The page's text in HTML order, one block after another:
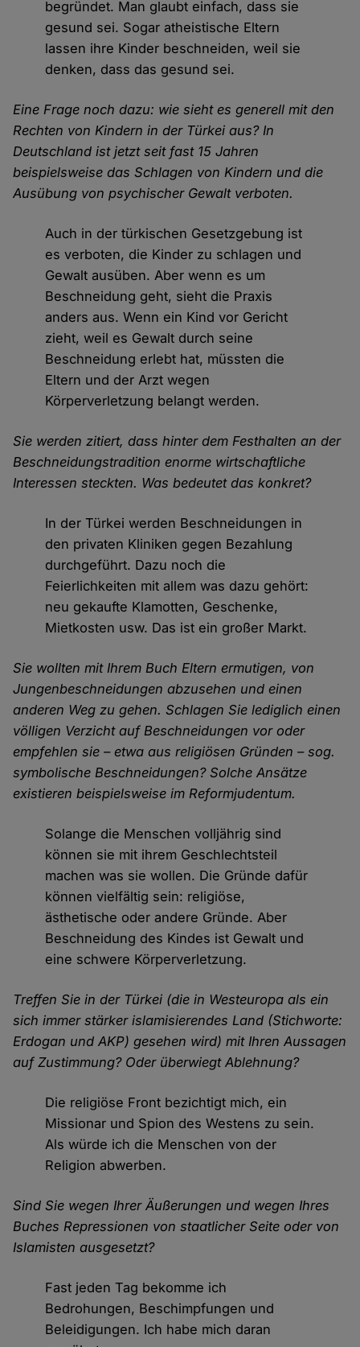
begründet. Man glaubt einfach, dass sie
gesund sei. Sogar atheistische Eltern
lassen ihre Kinder beschneiden, weil sie
denken, dass das gesund sei.
Eine Frage noch dazu: wie sieht es generell mit den
Rechten von Kindern in der Türkei aus? In
Deutschland ist jetzt seit fast 15 Jahren
beispielsweise das Schlagen von Kindern und die
Ausübung von psychischer Gewalt verboten.
Auch in der türkischen Gesetzgebung ist
es verboten, die Kinder zu schlagen und
Gewalt ausüben. Aber wenn es um
Beschneidung geht, sieht die Praxis
anders aus. Wenn ein Kind vor Gericht
zieht, weil es Gewalt durch seine
Beschneidung erlebt hat, müssten die
Eltern und der Arzt wegen
Körperverletzung belangt werden.
Sie werden zitiert, dass hinter dem Festhalten an der
Beschneidungstradition enorme wirtschaftliche
Interessen steckten. Was bedeutet das konkret?
In der Türkei werden Beschneidungen in
den privaten Kliniken gegen Bezahlung
durchgeführt. Dazu noch die
Feierlichkeiten mit allem was dazu gehört:
neu gekaufte Klamotten, Geschenke,
Mietkosten usw. Das ist ein großer Markt.
Sie wollten mit Ihrem Buch Eltern ermutigen, von
Jungenbeschneidungen abzusehen und einen
anderen Weg zu gehen. Schlagen Sie lediglich einen
völligen Verzicht auf Beschneidungen vor oder
empfehlen sie – etwa aus religiösen Gründen – sog.
symbolische Beschneidungen? Solche Ansätze
existieren beispielsweise im Reformjudentum.
Solange die Menschen volljährig sind
können sie mit ihrem Geschlechtsteil
machen was sie wollen. Die Gründe dafür
können vielfältig sein: religiöse,
ästhetische oder andere Gründe. Aber
Beschneidung des Kindes ist Gewalt und
eine schwere Körperverletzung.
Treffen Sie in der Türkei (die in Westeuropa als ein
sich immer stärker islamisierendes Land (Stichworte:
Erdogan und AKP) gesehen wird) mit Ihren Aussagen
auf Zustimmung? Oder überwiegt Ablehnung?
Die religiöse Front bezichtigt mich, ein
Missionar und Spion des Westens zu sein.
Als würde ich die Menschen von der
Religion abwerben.
Sind Sie wegen Ihrer Äußerungen und wegen Ihres
Buches Repressionen von staatlicher Seite oder von
Islamisten ausgesetzt?
Fast jeden Tag bekomme ich
Bedrohungen, Beschimpfungen und
Beleidigungen. Ich habe mich daran